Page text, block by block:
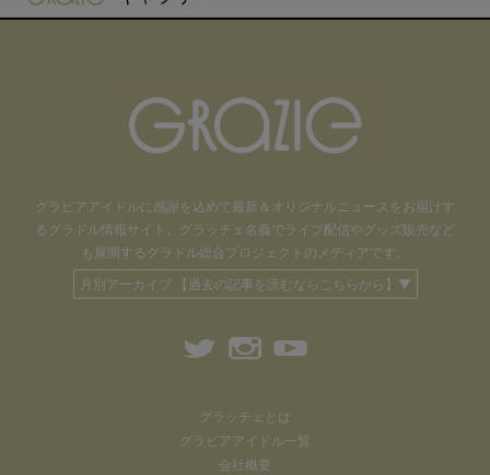
グラビアアイドルに感謝を込めて 最新＆オリジナルニュースをお届けす
るグラドル情報サイト。
グラッチェ名義でライブ配信や グッズ販売など
も 展開するグラドル総合プロジェクトのメディアです。
月別アーカイブ 【過去の記事を読むならこちらから】▼
グラッチェとは
グラビアアイドル一覧
会社概要